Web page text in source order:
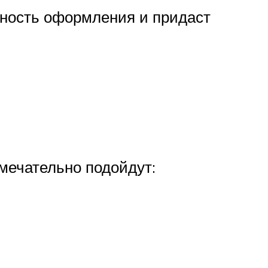
оформления и придаст
подойдут: